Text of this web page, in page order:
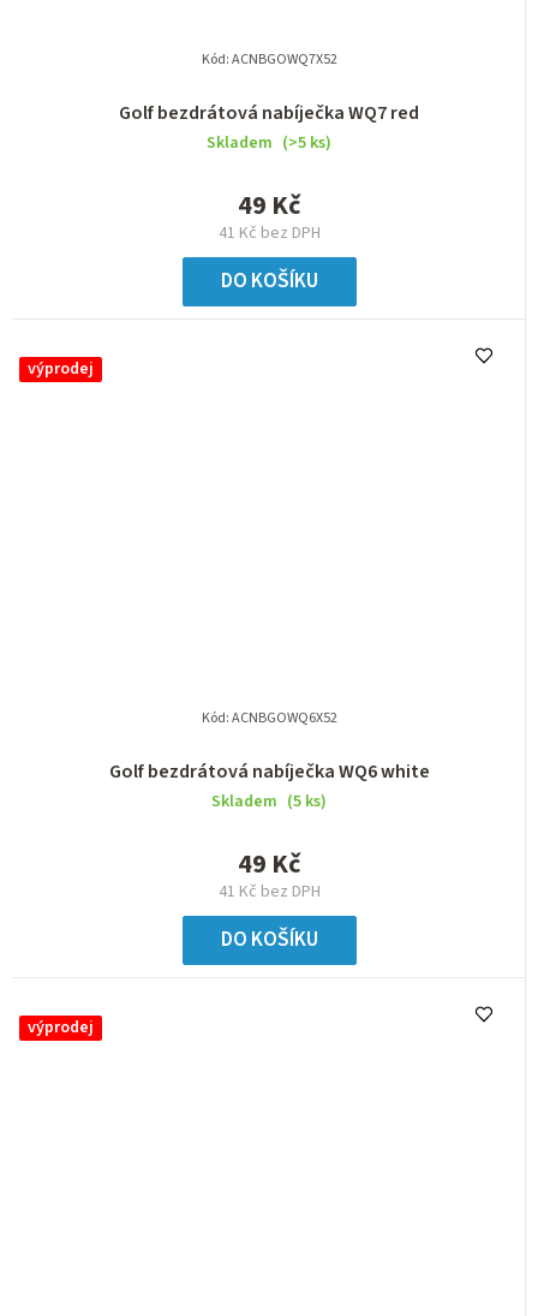
Golf bezdrátová nabíječka WQ7 red
Skladem (>5 ks)
41 Kč bez DPH
49 Kč
DO KOŠÍKU
Kód:ACNBGOWQ7X52
výprodej
Golf bezdrátová nabíječka WQ6 white
Skladem (5 ks)
41 Kč bez DPH
49 Kč
DO KOŠÍKU
Kód:ACNBGOWQ6X52
výprodej